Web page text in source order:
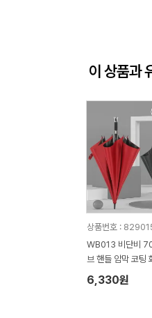
이 상품과
상품번호 :
WB013 비단비
브 핸들 암막 코팅
6,330원